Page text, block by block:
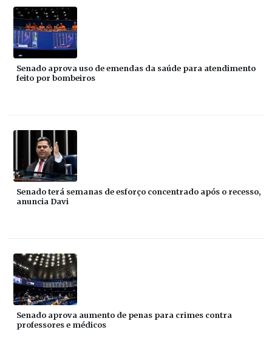
Senado aprova uso de emendas da saúde para atendimento
feito por bombeiros
Senado terá semanas de esforço concentrado após o recesso,
anuncia Davi
Senado aprova aumento de penas para crimes contra
professores e médicos